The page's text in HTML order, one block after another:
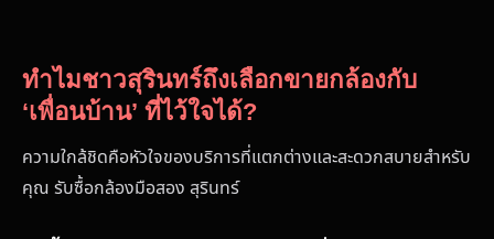
ทำไมชาวสุรินทร์ถึงเลือกขายกล้องกับ
‘เพื่อนบ้าน’ ที่ไว้ใจได้?
ความใกล้ชิดคือหัวใจของบริการที่แตกต่างและสะดวกสบายสำหรับ
คุณ รับซื้อกล้องมือสอง สุรินทร์